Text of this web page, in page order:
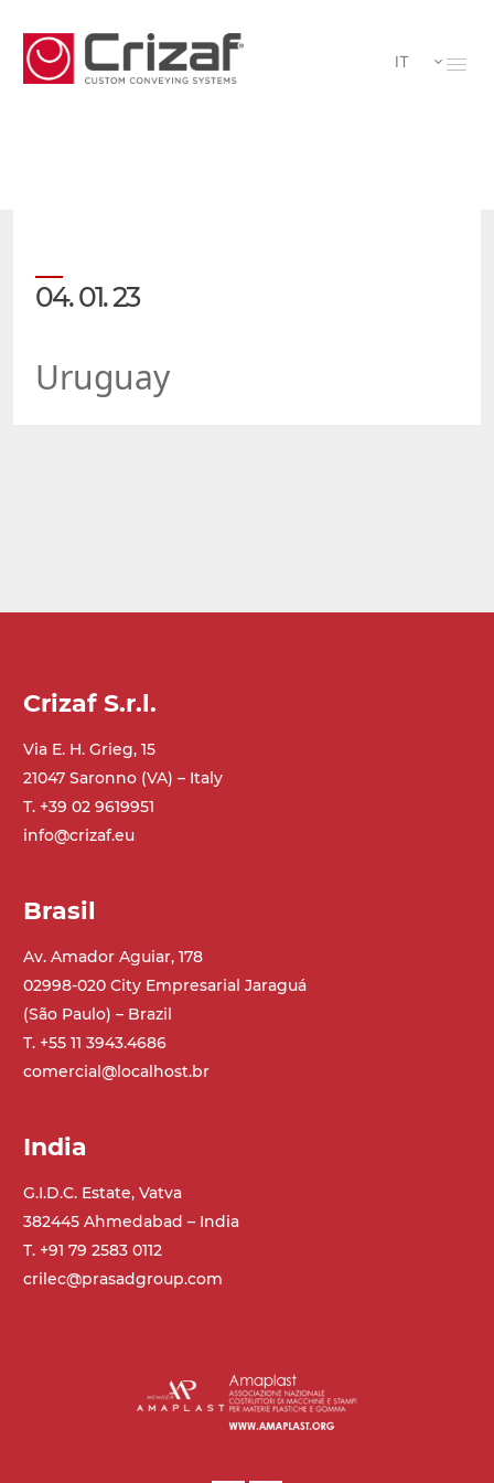
IT
04. 01. 23
Uruguay
Crizaf S.r.l.
Via E. H. Grieg, 15
21047 Saronno (VA) – Italy
T. +39 02 9619951
info@crizaf.eu
Brasil
Av. Amador Aguiar, 178
02998-020 City Empresarial Jaraguá
(São Paulo) – Brazil
T. +55 11 3943.4686
comercial@localhost.br
India
G.I.D.C. Estate, Vatva
382445 Ahmedabad – India
T. +91 79 2583 0112
crilec@prasadgroup.com